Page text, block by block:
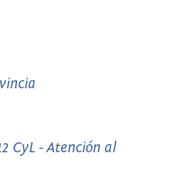
CyL - Atención al